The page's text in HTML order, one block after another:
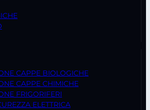
CAPPE BIOLOGICHE
CAPPE CHIMICHE
FRIGORIFERI
ELETTRICA